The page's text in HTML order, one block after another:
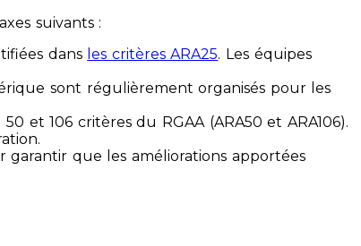
suivants :
dans les critères ARA25. Les équipes
sont régulièrement organisés pour les
et 106 critères du RGAA (ARA50 et ARA106).
que les améliorations apportées